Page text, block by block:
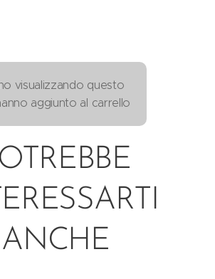
visualizzando questo
aggiunto al carrello
ANCHE